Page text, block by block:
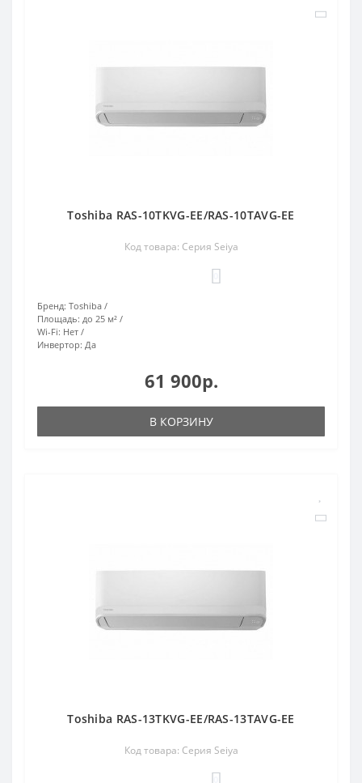
Toshiba RAS-10TKVG-EE/RAS-10TAVG-EE
Код товара: Серия Seiya
Бренд: Toshiba
Площадь: до 25 м²
Wi-Fi: Нет
Инвертор: Да
61 900р.
В КОРЗИНУ
Toshiba RAS-13TKVG-EE/RAS-13TAVG-EE
Код товара: Серия Seiya